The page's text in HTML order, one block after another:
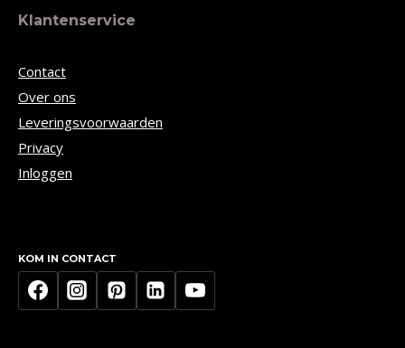
Klantenservice
Contact
Over ons
Leveringsvoorwaarden
Privacy
Inloggen
KOM IN CONTACT